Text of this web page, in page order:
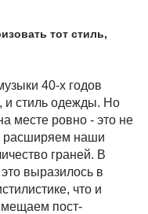
тот стиль,
40-х годов
и стиль одежды. Но
месте ровно - это не
расширяем наши
граней. В
выразилось в
что и
пост-